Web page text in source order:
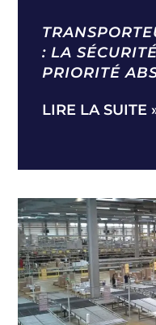
: LA
PRIORITÉ
LIRE LA SUITE